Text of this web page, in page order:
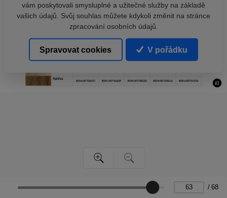
/ 68
vám poskytovali smysluplné a užitečné služby na základě
vašich údajů. Svůj souhlas můžete kdykoli změnit na stránce
zpracování osobních údajů.
Spravovat cookies V pořádku